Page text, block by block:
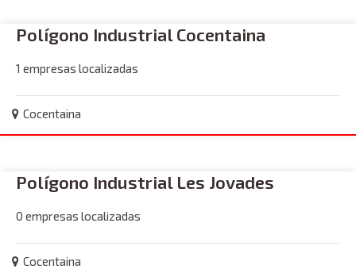
Polígono Industrial Cocentaina
1 empresas localizadas
Cocentaina
Polígono Industrial Les Jovades
0 empresas localizadas
Cocentaina